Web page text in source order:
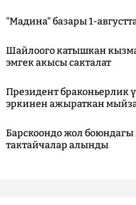
"Мадина" базары 1-
Шайлоого катышкан
эмгек акысы сакталат
Президент браконьерлик
эркинен ажыраткан
Барскоондо жол
тактайчалар алынды